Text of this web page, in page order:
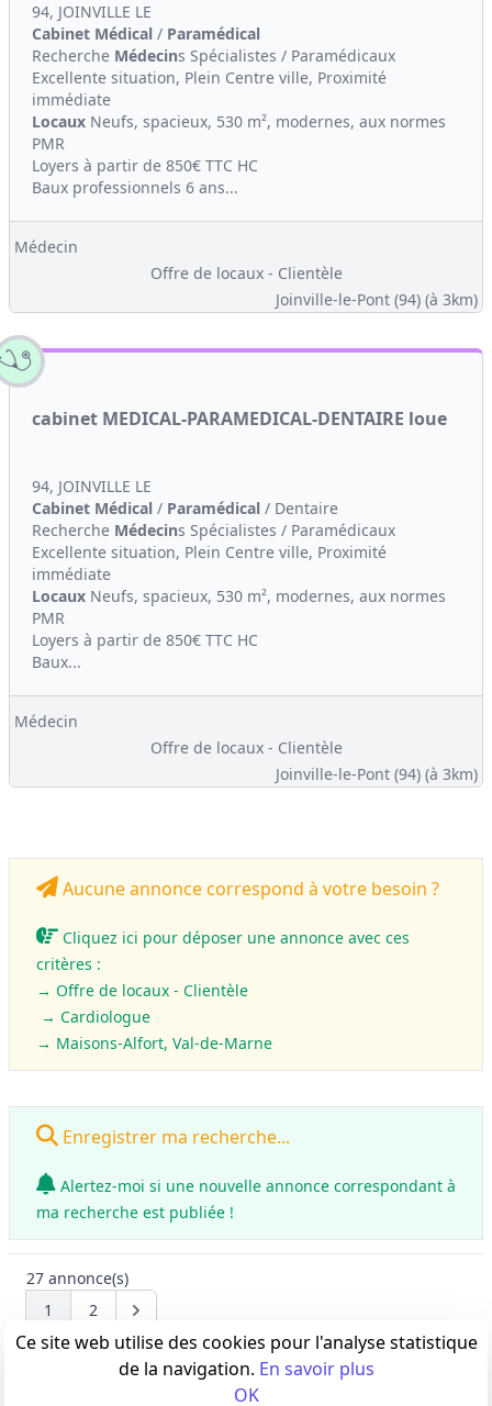
94, JOINVILLE LE
Cabinet Médical / Paramédical
Recherche Médecins Spécialistes / Paramédicaux
Excellente situation, Plein Centre ville, Proximité
immédiate
Locaux Neufs, spacieux, 530 m², modernes, aux normes
PMR
Loyers à partir de 850€ TTC HC
Baux professionnels 6 ans...
Médecin
Offre de locaux - Clientèle
Joinville-le-Pont (94) (à 3km)
cabinet MEDICAL-PARAMEDICAL-DENTAIRE loue
94, JOINVILLE LE
Cabinet Médical / Paramédical / Dentaire
Recherche Médecins Spécialistes / Paramédicaux
Excellente situation, Plein Centre ville, Proximité
immédiate
Locaux Neufs, spacieux, 530 m², modernes, aux normes
PMR
Loyers à partir de 850€ TTC HC
Baux...
Médecin
Offre de locaux - Clientèle
Joinville-le-Pont (94) (à 3km)
Aucune annonce correspond à votre besoin ?
Cliquez ici pour déposer une annonce avec ces
critères :
→ Offre de locaux - Clientèle
→ Cardiologue
→ Maisons-Alfort, Val-de-Marne
Enregistrer ma recherche...
Alertez-moi si une nouvelle annonce correspondant à
ma recherche est publiée !
27 annonce(s)
1
2 Next
Ce site web utilise des cookies pour l'analyse statistique
de la navigation. En savoir plus
OK